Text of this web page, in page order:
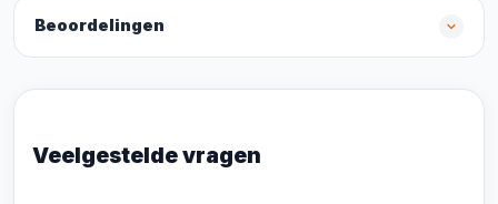
Beoordelingen
Veelgestelde vragen